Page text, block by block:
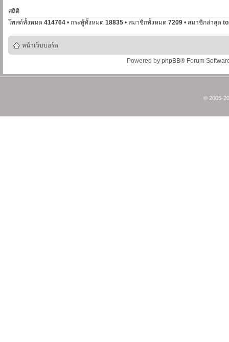
สถิติ
โพสต์ทั้งหมด 414764 • กระทู้ทั้งหมด 18835 • สมาชิกทั้งหมด 7209 • สมาชิกล่าสุด
หน้าเว็บบอร์ด
Powered by phpBB® Forum
© 2005-